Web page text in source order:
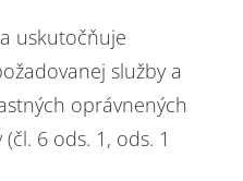
uskutočňuje
služby a
oprávnených
6 ods. 1, ods. 1